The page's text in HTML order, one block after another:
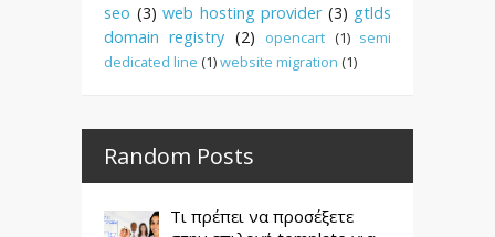
seo (3) web hosting provider (3) gtlds
domain registry (2) opencart (1) semi
dedicated line (1)website migration (1)
Random Posts
Τι πρέπει να προσέξετε